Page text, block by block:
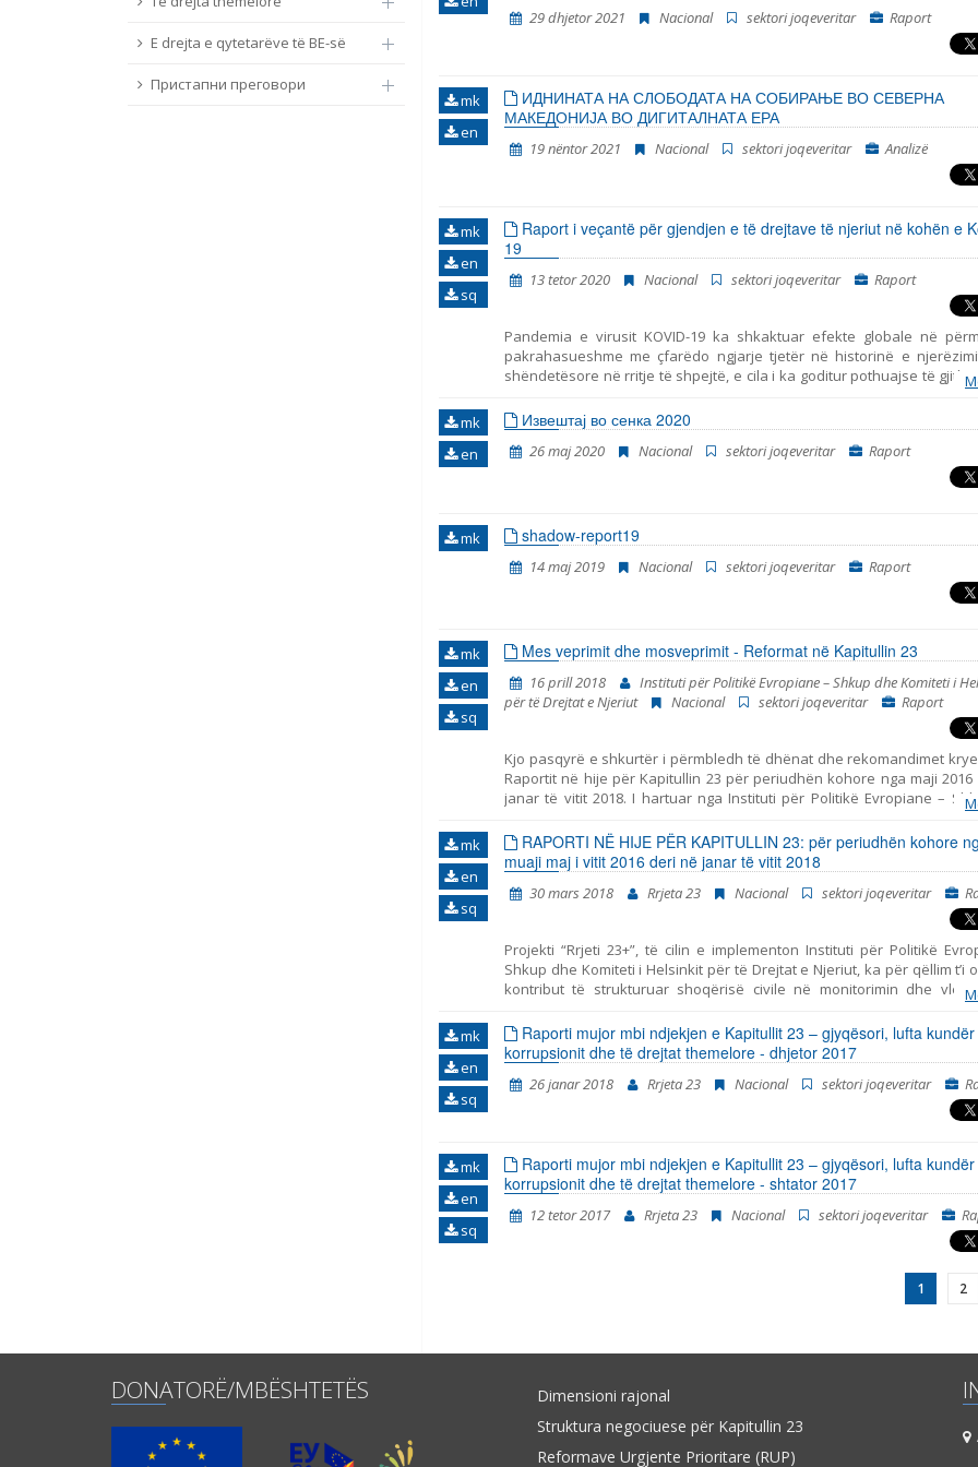
E drejta e qytetarëve të BE-së
Пристапни преговори
2019 – mars 2020 dhe prill 2020 – shtator 2021.
29 dhjetor 2021 Nacional sektori joqeveritar Raport
mk
en
ИДНИНАТА НА СЛОБОДАТА НА СОБИРАЊЕ ВО СЕВЕРНА
МАКЕДОНИЈА ВО ДИГИТАЛНАТА ЕРА
19 nëntor 2021 Nacional sektori joqeveritar Analizë
mk
en
sq
Raport i veçantë për gjendjen e të drejtave të njeriut në kohën e
19
13 tetor 2020 Nacional sektori joqeveritar Raport
Pandemia e virusit KOVID-19 ka shkaktuar efekte globale në
pakrahasueshme me çfarëdo ngjarje tjetër në historinë e
shëndetësore në rritje të shpejtë, e cila i ka goditur pothuajse të
në botë, po shkakton pasoja të paparashikueshme ekonomike dhe
nga të cilat njerëzimi gjatë kohë nuk do të rimëkëmbet. Duke marrë
seriozitetin dhe rrjedhën e pasigurt të ngjarjeve, shumë qeveri, ndër
jona, e konsideruan të nevojshme shpalljen e gjendjes së
për t’u përballur plotësisht me rreziqet dhe dëmet nga virusi i ri
meqenëse gjatë gjendjes së jashtëzakonshme, Qeveria mund të
një alarm për të shtuar vigjilencën mbrojtësit e të drejtave të njeriut.
mk
en
Извештај во сенка 2020
26 maj 2020 Nacional sektori joqeveritar Raport
mk shadow-report19
14 maj 2019 Nacional sektori joqeveritar Raport
mk
en
sq
Mes veprimit dhe mosveprimit - Reformat në Kapitullin 23
16 prill 2018
Instituti për Politikë Evropiane – Shkup dhe Komiteti i
për të Drejtat e Njeriut
Nacional sektori joqeveritar Raport
Kjo pasqyrë e shkurtër i përmbledh të dhënat dhe rekomandimet
Raportit në hije për Kapitullin 23 për periudhën kohore nga maji 2016
janar të vitit 2018. I hartuar nga Instituti për Politikë Evropiane –
Komiteti i Helsinkit për të Drejtat e Njeriut. Pasqyra përfshin tri
ndryshme: - periudha para zgjedhjeve të parakohshme parlamentare
dhjetor të vitit 2016, - periudha e tranzicionit pas zgjedhjeve dhe para
të Qeverisë së re më datë 31 maj të vitit 2017, dhe - periudha nga
Qeverisë së re deri në fund të muajit janar të vitit 2018. Raporti i
ngjarjet kryesore në periudhën e analizuar dhe jep rekomandime për
në secilën fushën të Kapitullit 23. Për analizë të detajuar të të gjitha
lutemi shiheni Raportin në hije. Shadow Report.
mk
en
sq
RAPORTI NË HIJE PËR KAPITULLIN 23: për periudhën kohore
muaji maj i vitit 2016 deri në janar të vitit 2018
30 mars 2018 Rrjeta 23 Nacional sektori joqeveritar
Projekti “Rrjeti 23+”, të cilin e implementon Instituti për Politikë
Shkup dhe Komiteti i Helsinkit për të Drejtat e Njeriut, ka për qëllim t’i
kontribut të strukturuar shoqërisë civile në monitorimin dhe
politikave të përfshira me Kapitullin 23 nga aderimi në BE –
të drejtat themelore. Ky raport i bashkon në një tërësi të vetme
gjitha konstatimet, konkluzionet dhe rekomandimet, të cilat
monitorimi i fushave të strukturuara në Kapitullin 23 –
drejtat themelore. Në të vërtetë, ky është Raporti i tretë në hije të
publikon “Rrjeti 23”. Dy raportet paraprakë kishin të bëjnë me
kohore tetor 2014 - korrik 2015 dhe korrik 2015 – prill 2016. Raporti e
e muajit janar të vitit 2018. Periudha e përfshirjes së Raportit është
në mënyrë që korrespondoj me ciklin e ri të raporteve t
mk
en
sq
Raporti mujor mbi ndjekjen e Kapitullit 23 – gjyqësori, lufta kundër
korrupsionit dhe të drejtat themelore - dhjetor 2017
26 janar 2018 Rrjeta 23 Nacional sektori joqeveritar
mk
en
sq
Raporti mujor mbi ndjekjen e Kapitullit 23 – gjyqësori, lufta kundër
korrupsionit dhe të drejtat themelore - shtator 2017
12 tetor 2017 Rrjeta 23 Nacional sektori joqeveritar
1 2
DONATORË/MBËSHTETËS
Dimensioni rajonal
Struktura negociuese për Kapitullin 23
Reformave Urgjente Prioritare (RUP)